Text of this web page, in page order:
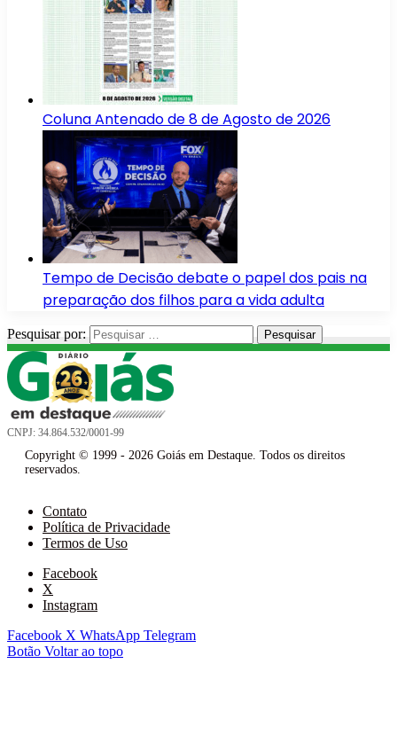
Coluna Antenado de 8 de Agosto de 2026
Tempo de Decisão debate o papel dos pais na
preparação dos filhos para a vida adulta
Pesquisar por:
CNPJ: 34.864.532/0001-99
Copyright © 1999 - 2026 Goiás em Destaque. Todos os direitos
reservados.
Contato
Política de Privacidade
Termos de Uso
Facebook
X
Instagram
Facebook X WhatsApp Telegram
Botão Voltar ao topo